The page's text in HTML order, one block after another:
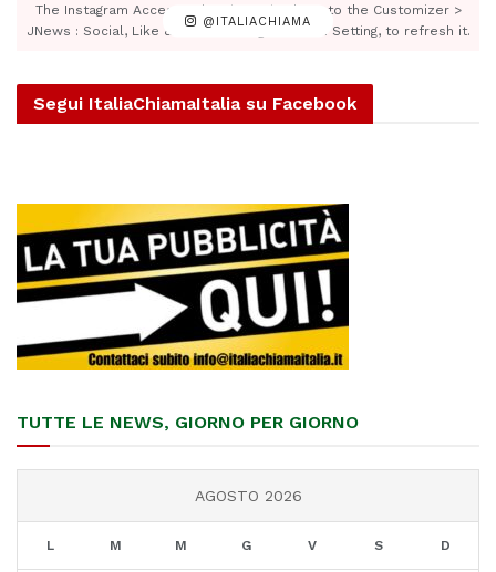
@ITALIACHIAMA
The Instagram Access Token is expired, Go to the Customizer >
JNews : Social, Like & View > Instagram Feed Setting, to refresh it.
Segui ItaliaChiamaItalia su Facebook
TUTTE LE NEWS, GIORNO PER GIORNO
AGOSTO 2026
L M M G V S D